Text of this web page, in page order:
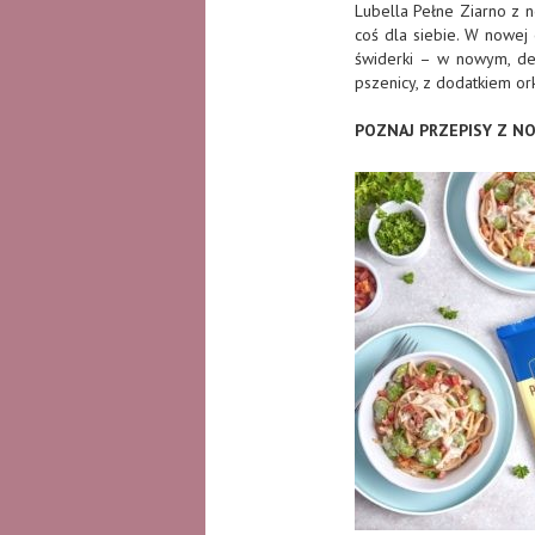
Lubella Pełne Ziarno z
coś dla siebie. W nowej
świderki – w nowym,
pszenicy, z dodatkiem
POZNAJ PRZEPISY Z